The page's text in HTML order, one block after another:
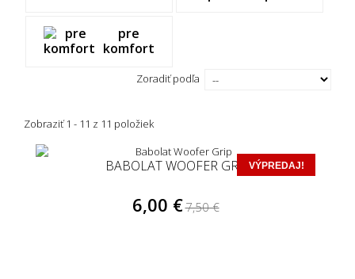
pre
komfort
Zoradiť podľa
Zobraziť 1 - 11 z 11 položiek
VÝPREDAJ!
BABOLAT WOOFER GRIP
6,00 €7,50 €